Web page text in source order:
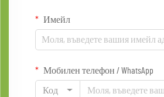
Имейл
Мобилен телефон / WhatsApp
Код